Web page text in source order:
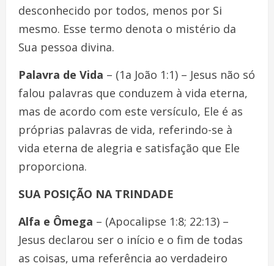
desconhecido por todos, menos por Si
mesmo. Esse termo denota o mistério da
Sua pessoa divina.
Palavra de Vida – (1a João 1:1) – Jesus não só
falou palavras que conduzem à vida eterna,
mas de acordo com este versículo, Ele é as
próprias palavras de vida, referindo-se à
vida eterna de alegria e satisfação que Ele
proporciona.
SUA POSIÇÃO NA TRINDADE
Alfa e Ômega – (Apocalipse 1:8; 22:13) –
Jesus declarou ser o início e o fim de todas
as coisas, uma referência ao verdadeiro